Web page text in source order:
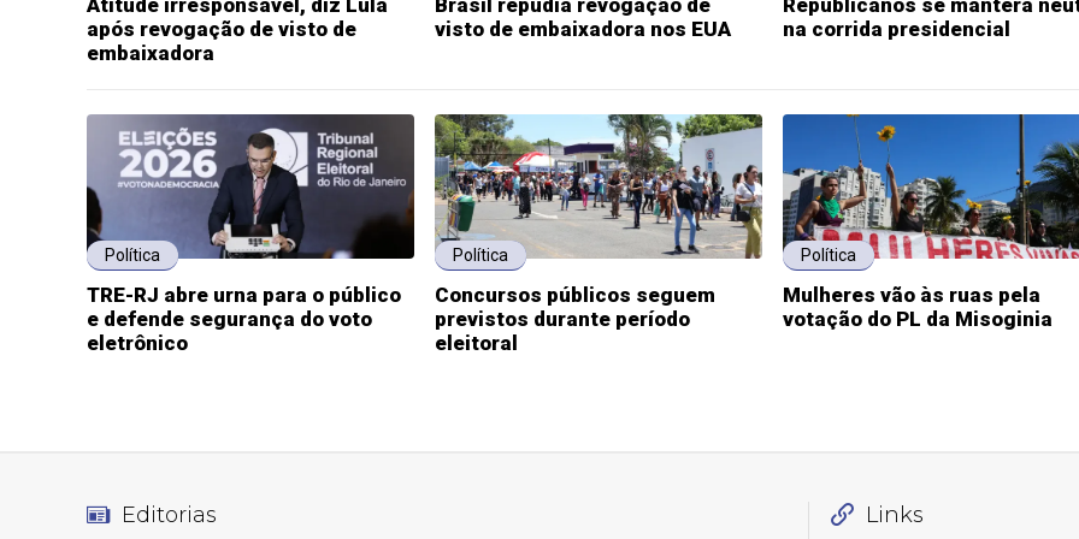
Atitude irresponsável, diz Lula
após revogação de visto de
embaixadora
Brasil repudia revogação de
visto de embaixadora nos EUA
Republicanos se manterá
na corrida presidencial
Política
TRE-RJ abre urna para o público
e defende segurança do voto
eletrônico
Política
Concursos públicos seguem
previstos durante período
eleitoral
Política
Mulheres vão às ruas pela
votação do PL da Misoginia
Editorias Links